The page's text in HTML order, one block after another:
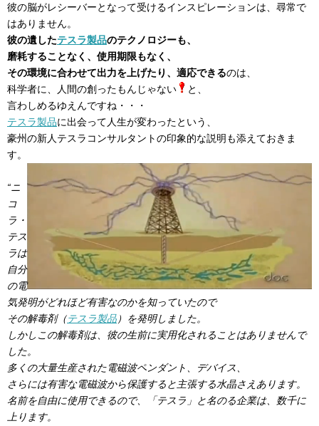
彼の脳がレシーバーとなって受けるインスピレーションは、尋常で
はありません。
彼の遺したテスラ製品のテクノロジーも、
磨耗することなく、使用期限もなく、
その環境に合わせて出力を上げたり、適応できるのは、
科学者に、人間の創ったもんじゃない
と、
言わしめるゆえんですね・・・
テスラ製品に出会って人生が変わったという、
豪州の新人テスラコンサルタントの印象的な説明も添えておきま
す。
“ニ
コ
ラ・
テス
ラは
自分
の電
気発明がどれほど有害なのかを知っていたので
その解毒剤（テスラ製品 ）を発明しました。
しかしこの解毒剤は、彼の生前に実用化されることはありませんで
した。
多くの大量生産された電磁波ペンダント、デバイス、
さらには有害な電磁波から保護すると主張する水晶さえあります。
名前を自由に使用できるので、「テスラ」と名のる企業は、数千に
上ります。